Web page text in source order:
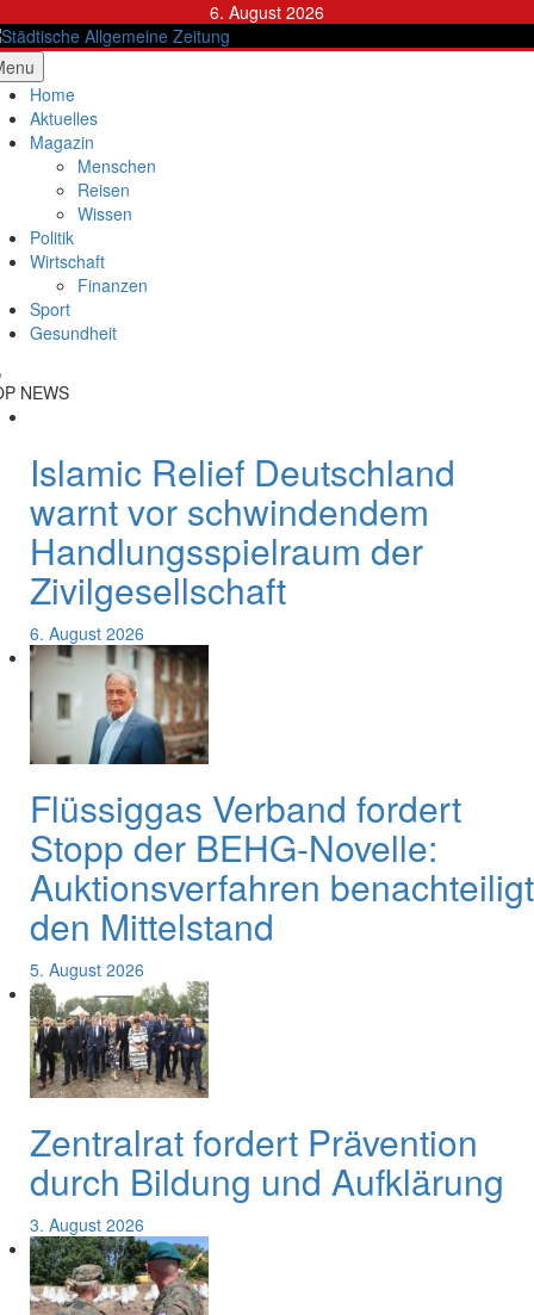
to
content
6. August 2026
Allgemeine Zeitung
Home
Aktuelles
Magazin
Menschen
Reisen
Wissen
Politik
Wirtschaft
Finanzen
Sport
Gesundheit
NEWS
Islamic Relief Deutschland
warnt vor schwindendem
Handlungsspielraum der
Zivilgesellschaft
6. August 2026
Flüssiggas Verband fordert
Stopp der BEHG-Novelle:
Auktionsverfahren benachteiligt
den Mittelstand
5. August 2026
Zentralrat fordert Prävention
durch Bildung und Aufklärung
3. August 2026